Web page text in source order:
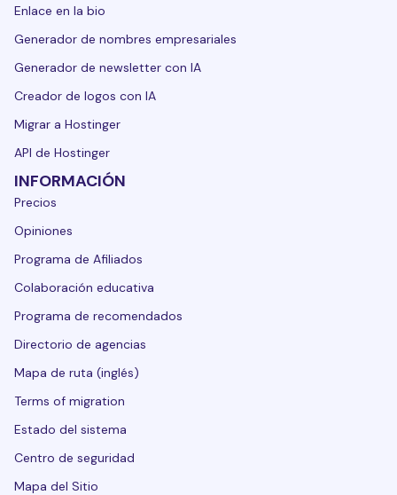
Enlace en la bio
Generador de nombres empresariales
Generador de newsletter con IA
Creador de logos con IA
Migrar a Hostinger
API de Hostinger
INFORMACIÓN
Precios
Opiniones
Programa de Afiliados
Colaboración educativa
Programa de recomendados
Directorio de agencias
Mapa de ruta (inglés)
Terms of migration
Estado del sistema
Centro de seguridad
Mapa del Sitio